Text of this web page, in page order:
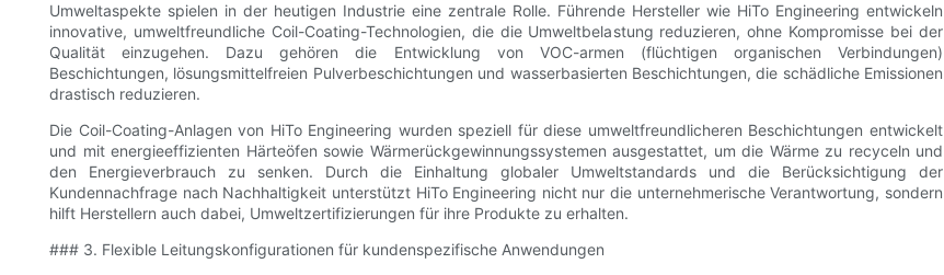
Umweltaspekte spielen in der heutigen Industrie eine zentrale Rolle. Führende Hersteller wie HiTo Engineering entwickeln
innovative, umweltfreundliche Coil-Coating-Technologien, die die Umweltbelastung reduzieren, ohne Kompromisse bei der
Qualität einzugehen. Dazu gehören die Entwicklung von VOC-armen (flüchtigen organischen Verbindungen)
Beschichtungen, lösungsmittelfreien Pulverbeschichtungen und wasserbasierten Beschichtungen, die schädliche Emissionen
drastisch reduzieren.
Die Coil-Coating-Anlagen von HiTo Engineering wurden speziell für diese umweltfreundlicheren Beschichtungen entwickelt
und mit energieeffizienten Härteöfen sowie Wärmerückgewinnungssystemen ausgestattet, um die Wärme zu recyceln und
den Energieverbrauch zu senken. Durch die Einhaltung globaler Umweltstandards und die Berücksichtigung der
Kundennachfrage nach Nachhaltigkeit unterstützt HiTo Engineering nicht nur die unternehmerische Verantwortung, sondern
hilft Herstellern auch dabei, Umweltzertifizierungen für ihre Produkte zu erhalten.
### 3. Flexible Leitungskonfigurationen für kundenspezifische Anwendungen